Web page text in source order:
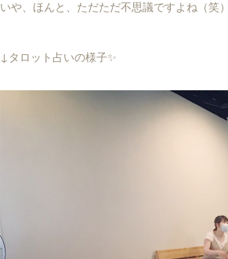
いや、ほんと、ただただ不思議ですよね（笑）
↓タロット占いの様子✨